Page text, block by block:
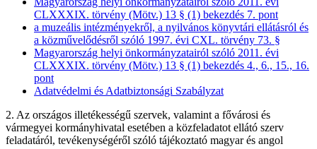
CLXXXIX. törvény (Mötv.) 13 § (1) bekezdés 7. pont
a muzeális intézményekről, a nyilvános könyvtári ellátásról és
a közművelődésről szóló 1997. évi CXL. törvény 73. §
Magyarország helyi önkormányzatairól szóló 2011. évi
CLXXXIX. törvény (Mötv.) 13 § (1) bekezdés 4., 6., 15., 16.
pont
Adatvédelmi és Adatbiztonsági Szabályzat
2. Az országos illetékességű szervek, valamint a fővárosi és
vármegyei kormányhivatal esetében a közfeladatot ellátó szerv
feladatáról, tevékenységéről szóló tájékoztató magyar és angol